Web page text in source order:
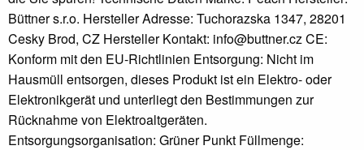
Büttner s.r.o. Hersteller Adresse: Tuchorazska 1347, 28201
Cesky Brod, CZ Hersteller Kontakt: info@buttner.cz CE:
Konform mit den EU-Richtlinien Entsorgung: Nicht im
Hausmüll entsorgen, dieses Produkt ist ein Elektro- oder
Elektronikgerät und unterliegt den Bestimmungen zur
Rücknahme von Elektroaltgeräten.
Entsorgungsorganisation: Grüner Punkt Füllmenge: